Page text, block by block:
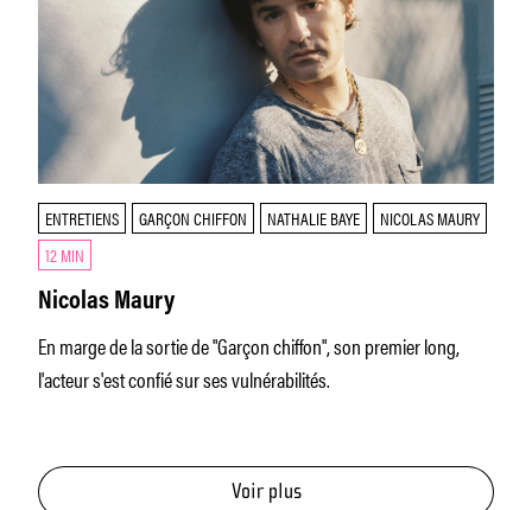
ENTRETIENS GARÇON CHIFFON NATHALIE BAYE
NICOLAS MAURY
12 MIN
Nicolas Maury
En marge de la sortie de "Garçon chiffon", son premier long,
l'acteur s'est confié sur ses vulnérabilités.
Voir plus